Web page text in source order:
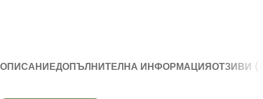
ОПИСАНИЕДОПЪЛНИТЕЛНА ИНФОРМАЦИЯОТЗИВИ